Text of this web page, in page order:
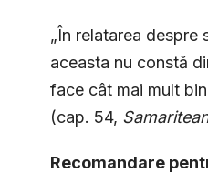
„În relatarea despre
aceasta nu constă
face cât mai mult
(cap. 54,
Recomandare